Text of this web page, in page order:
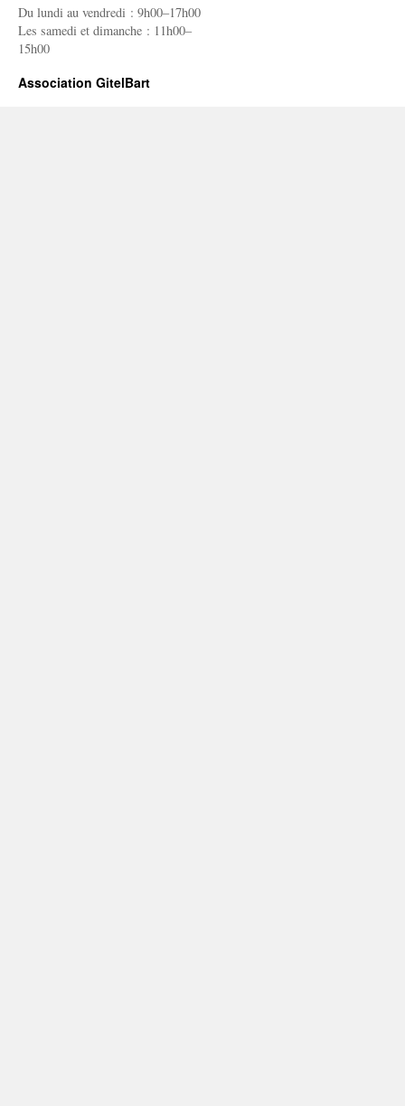
Du lundi au vendredi : 9h00–17h00
Les samedi et dimanche : 11h00–
15h00
Association GitelBart